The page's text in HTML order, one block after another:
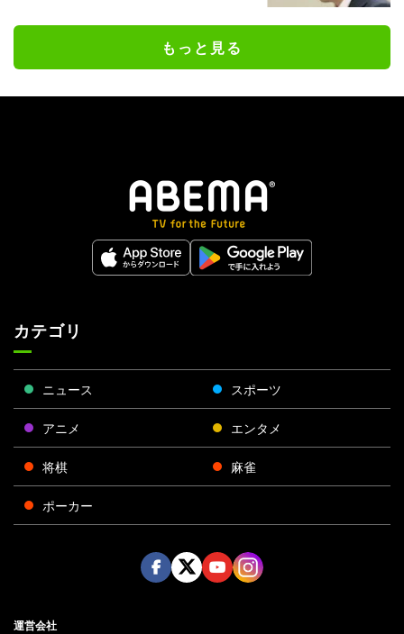
もっと見る
カテゴリ
ニュース スポーツ
アニメ エンタメ
将棋 麻雀
ポーカー
運営会社